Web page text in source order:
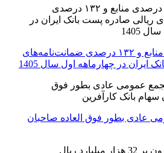
افزایش ۷۰ درصدی منابع و ۱۳۲ درصدی ضمانت‌نامه‌های
ایران در چهارماهه اول سال 1405
عادی بطور فوق العاده صاحبان